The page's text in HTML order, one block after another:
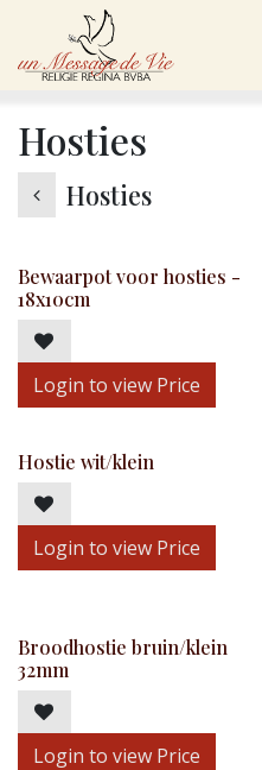
Overslaan naar inhoud
Hosties
Hosties
Bewaarpot voor hosties -
18x10cm
Login to view Price
Hostie wit/klein
Login to view Price
Broodhostie bruin/klein
32mm
Login to view Price